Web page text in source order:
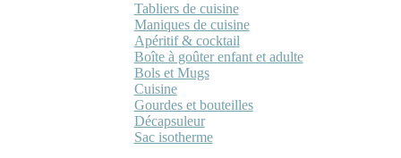
Tabliers de cuisine
Maniques de cuisine
Apéritif & cocktail
Boîte à goûter enfant et adulte
Bols et Mugs
Cuisine
Gourdes et bouteilles
Décapsuleur
Sac isotherme